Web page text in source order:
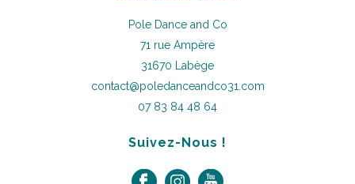
Pole Dance and Co
71 rue Ampère
31670 Labège
contact@poledanceandco31.com
07 83 84 48 64
Suivez-Nous !